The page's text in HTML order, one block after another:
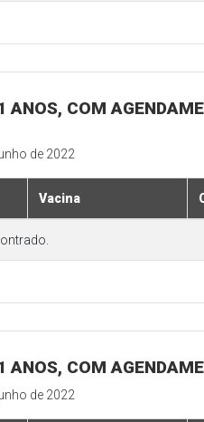
ANOS, COM
de 2022
Vacina
ANOS, COM
de 2022